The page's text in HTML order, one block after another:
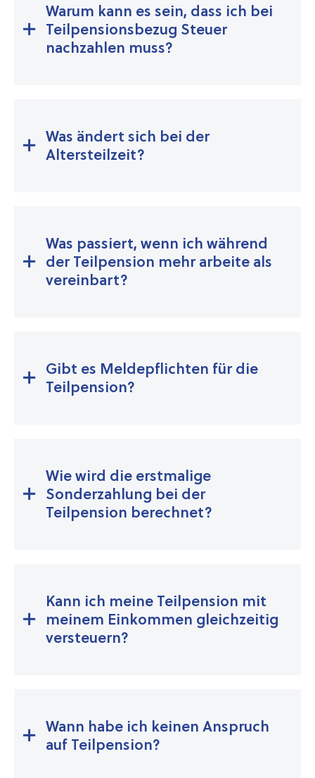
Warum kann es sein, dass ich bei
Teilpensionsbezug Steuer
nachzahlen muss?
Was ändert sich bei der
Altersteilzeit?
Was passiert, wenn ich während
der Teilpension mehr arbeite als
vereinbart?
Gibt es Meldepflichten für die
Teilpension?
Wie wird die erstmalige
Sonderzahlung bei der
Teilpension berechnet?
Kann ich meine Teilpension mit
meinem Einkommen gleichzeitig
versteuern?
Wann habe ich keinen Anspruch
auf Teilpension?